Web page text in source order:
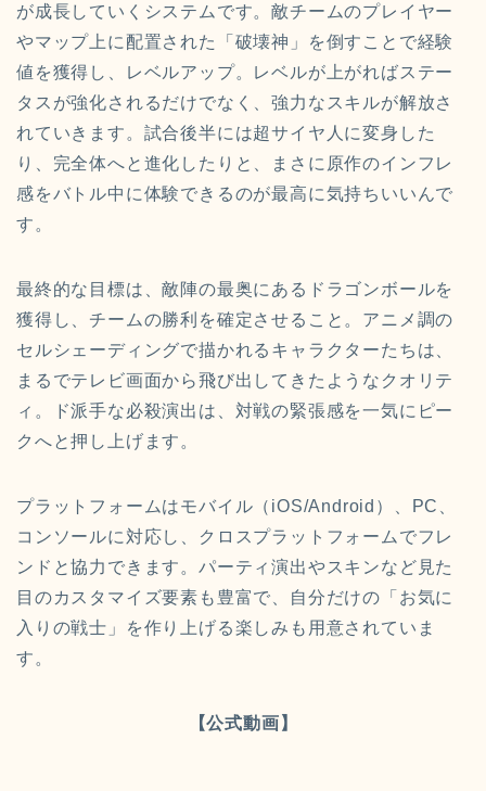
が成長していくシステムです。敵チームのプレイヤー
やマップ上に配置された「破壊神」を倒すことで経験
値を獲得し、レベルアップ。レベルが上がればステー
タスが強化されるだけでなく、強力なスキルが解放さ
れていきます。試合後半には超サイヤ人に変身した
り、完全体へと進化したりと、まさに原作のインフレ
感をバトル中に体験できるのが最高に気持ちいいんで
す。
最終的な目標は、敵陣の最奥にあるドラゴンボールを
獲得し、チームの勝利を確定させること。アニメ調の
セルシェーディングで描かれるキャラクターたちは、
まるでテレビ画面から飛び出してきたようなクオリテ
ィ。ド派手な必殺演出は、対戦の緊張感を一気にピー
クへと押し上げます。
プラットフォームはモバイル（iOS/Android）、PC、
コンソールに対応し、クロスプラットフォームでフレ
ンドと協力できます。パーティ演出やスキンなど見た
目のカスタマイズ要素も豊富で、自分だけの「お気に
入りの戦士」を作り上げる楽しみも用意されていま
す。
【公式動画】